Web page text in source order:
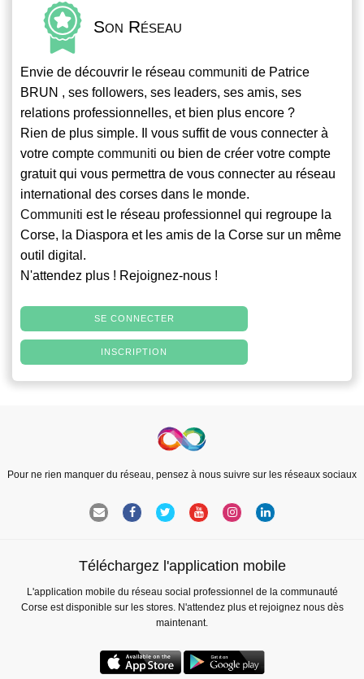
Son Réseau
Envie de découvrir le réseau communiti de Patrice
BRUN , ses followers, ses leaders, ses amis, ses
relations professionnelles, et bien plus encore ?
Rien de plus simple. Il vous suffit de vous connecter à
votre compte communiti ou bien de créer votre compte
gratuit qui vous permettra de vous connecter au réseau
international des corses dans le monde.
Communiti est le réseau professionnel qui regroupe la
Corse, la Diaspora et les amis de la Corse sur un même
outil digital.
N'attendez plus ! Rejoignez-nous !
SE CONNECTER
INSCRIPTION
Pour ne rien manquer du réseau, pensez à nous suivre sur les réseaux sociaux
Téléchargez l'application mobile
L'application mobile du réseau social professionnel de la communauté
Corse est disponible sur les stores. N'attendez plus et rejoignez nous dès
maintenant.